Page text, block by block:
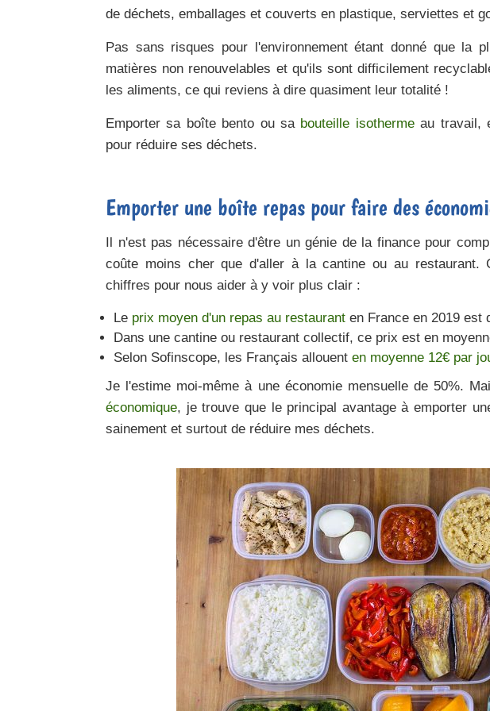
de déchets, emballages et couverts en plastique, serviettes et
Pas sans risques pour l'environnement étant donné que la
matières non renouvelables et qu'ils sont difficilement
les aliments, ce qui reviens à dire quasiment leur totalité !
Emporter sa boîte bento ou sa bouteille isothermeau travail,
pour réduire ses déchets.
Emporter une boîte repas pour faire des
Il n'est pas nécessaire d'être un génie de la finance pour
coûte moins cher que d'aller à la cantine ou au restaurant.
chiffres pour nous aider à y voir plus clair :
Le prix moyen d'un repas au restaurant en France en 2019 est
Dans une cantine ou restaurant collectif, ce prix est en
Selon Sofinscope, les Français allouent en moyenne 12€ par
Je l'estime moi-même à une économie mensuelle de 50%.
économique, je trouve que le principal avantage à emporter
sainement et surtout de réduire mes déchets.